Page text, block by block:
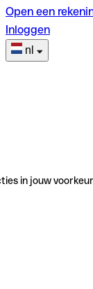
Open een
Inloggen
nl
in jouw